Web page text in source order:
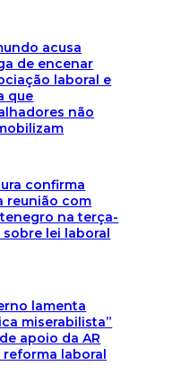
acusa
de encenar
laboral e
que
não
confirma
reunião com
na terça-
sobre lei laboral
lamenta
miserabilista”
apoio da AR
reforma laboral